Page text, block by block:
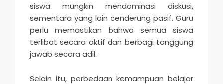
siswa mungkin mendominasi diskusi,
sementara yang lain cenderung pasif. Guru
perlu memastikan bahwa semua siswa
terlibat secara aktif dan berbagi tanggung
jawab secara adil.
Selain itu, perbedaan kemampuan belajar